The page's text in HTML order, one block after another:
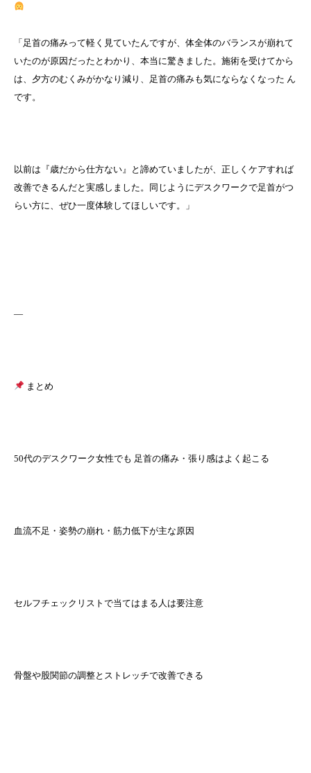
「足首の痛みって軽く見ていたんですが、体全体のバランスが崩れて
いたのが原因だったとわかり、本当に驚きました。施術を受けてから
は、夕方のむくみがかなり減り、足首の痛みも気にならなくなった ん
です。
以前は『歳だから仕方ない』と諦めていましたが、正しくケアすれば
改善できるんだと実感しました。同じようにデスクワークで足首がつ
らい方に、ぜひ一度体験してほしいです。」
—
まとめ
50代のデスクワーク女性でも 足首の痛み・張り感はよく起こる
血流不足・姿勢の崩れ・筋力低下が主な原因
セルフチェックリストで当てはまる人は要注意
骨盤や股関節の調整とストレッチで改善できる